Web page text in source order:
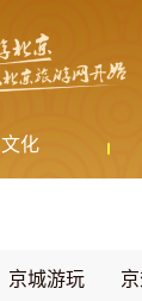
文化
京城游玩